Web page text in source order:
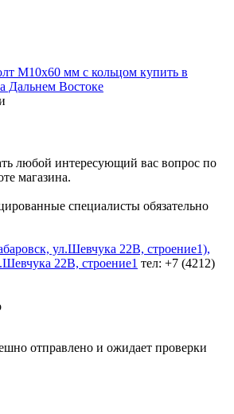
любой интересующий вас вопрос по
магазина.
специалисты обязательно
ул.Шевчука 22В, строение1),
22В, строение1 тел: +7 (4212)
отправлено и ожидает проверки